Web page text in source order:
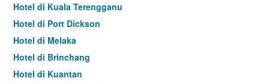
Hotel di Kuala Terengganu
Hotel di Port Dickson
Hotel di Melaka
Hotel di Brinchang
Hotel di Kuantan